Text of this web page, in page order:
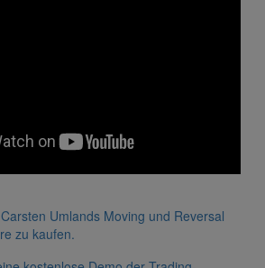
Umlands Moving und Reversal
zu kaufen.